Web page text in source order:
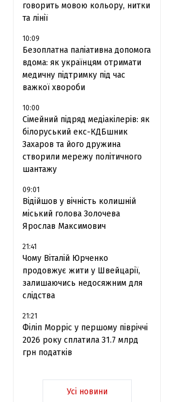
говорить мовою кольору, нитки
та лінії
10:09
Безоплатна паліативна допомога
вдома: як українцям отримати
медичну підтримку під час
важкої хвороби
10:00
Сімейний підряд медіакілерів: як
білоруський екс-КДБшник
Захаров та його дружина
створили мережу політичного
шантажу
09:01
Відійшов у вічність колишній
міський голова Золочева
Ярослав Максимович
21:41
Чому Віталій Юрченко
продовжує жити у Швейцарії,
залишаючись недосяжним для
слідства
21:21
Філіп Морріс у першому півріччі
2026 року сплатила 31.7 млрд
грн податків
Усі новини